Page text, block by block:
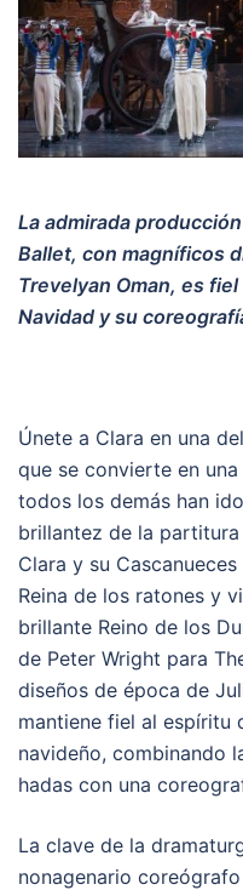
La admirada
Ballet, con magníficos
Trevelyan Oman, es
Navidad y su
Únete a Clara en una
que se convierte en
todos los demás han
brillantez de la
Clara y su
Reina de los ratones y
brillante Reino de los
de Peter Wright para
diseños de época de
mantiene fiel al espíritu
navideño, combinando
hadas con una
La clave de la
nonagenario